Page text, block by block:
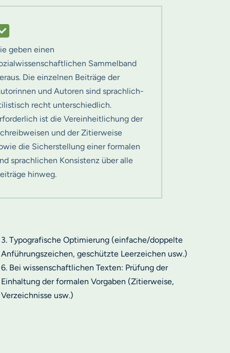
geben einen
Sammelband
Die einzelnen Beiträge der
und Autoren sind sprachlich-
recht unterschiedlich.
ist die Vereinheitlichung der
und der Zitierweise
die Sicherstellung einer formalen
sprachlichen Konsistenz über alle
hinweg.
3. Typografische Optimierung (einfache/doppelte
Anführungszeichen, geschützte Leerzeichen usw.)
6. Bei wissenschaftlichen Texten: Prüfung der
Einhaltung der formalen Vorgaben (Zitierweise,
Verzeichnisse usw.)